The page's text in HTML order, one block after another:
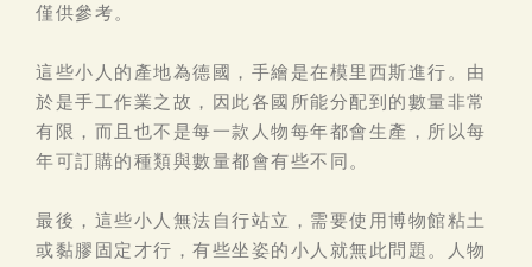
僅供參考。
這些小人的產地為德國，手繪是在模里西斯進行。由
於是手工作業之故，因此各國所能分配到的數量非常
有限，而且也不是每一款人物每年都會生產，所以每
年可訂購的種類與數量都會有些不同。
最後，這些小人無法自行站立，需要使用博物館粘土
或黏膠固定才行，有些坐姿的小人就無此問題。人物